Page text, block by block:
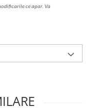
arile ce apar. Va